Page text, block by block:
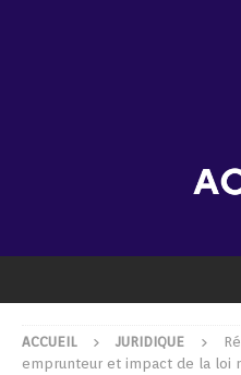
ACCUEIL JURIDIQUE
emprunteur et impact de la loi